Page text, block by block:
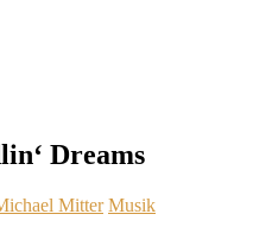
Dreams
Mitter Musik